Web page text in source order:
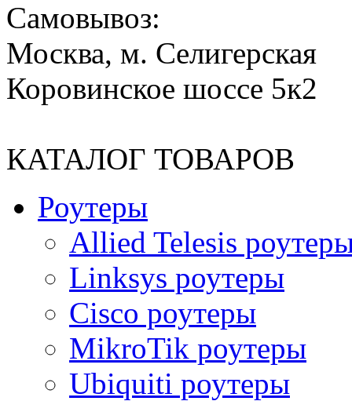
Cамовывоз:
Москва, м. Селигерская
Коровинское шоссе 5к2
КАТАЛОГ ТОВАРОВ
Роутеры
Allied Telesis
Linksys роутеры
Cisco роутеры
MikroTik роутеры
Ubiquiti роутеры